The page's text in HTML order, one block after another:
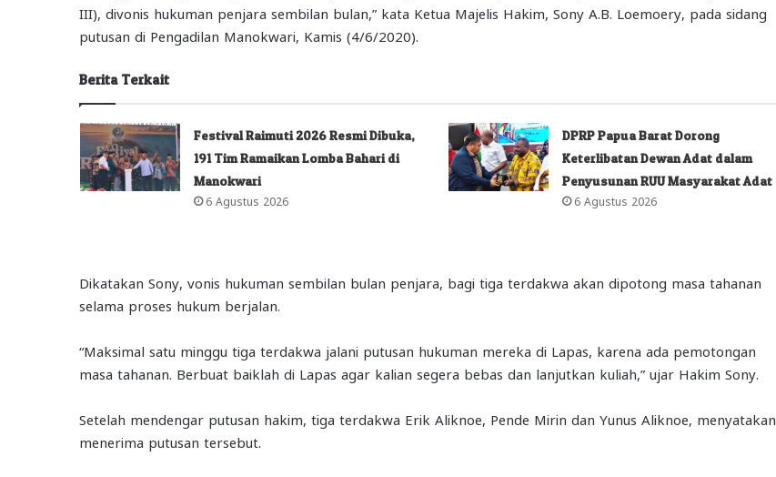
III), divonis hukuman penjara sembilan bulan,” kata Ketua Majelis Hakim, Sony A.B. Loemoery, pada sidang
putusan di Pengadilan Manokwari, Kamis (4/6/2020).
Berita Terkait
Festival Raimuti 2026 Resmi Dibuka,
191 Tim Ramaikan Lomba Bahari di
Manokwari
6 Agustus 2026
DPRP Papua Barat Dorong
Keterlibatan Dewan Adat dalam
Penyusunan RUU Masyarakat Adat
6 Agustus 2026
Dikatakan Sony, vonis hukuman sembilan bulan penjara, bagi tiga terdakwa akan dipotong masa tahanan
selama proses hukum berjalan.
“Maksimal satu minggu tiga terdakwa jalani putusan hukuman mereka di Lapas, karena ada pemotongan
masa tahanan. Berbuat baiklah di Lapas agar kalian segera bebas dan lanjutkan kuliah,” ujar Hakim Sony.
Setelah mendengar putusan hakim, tiga terdakwa Erik Aliknoe, Pende Mirin dan Yunus Aliknoe, menyatakan
menerima putusan tersebut.